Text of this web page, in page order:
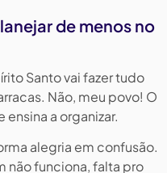
de menos no
Santo vai fazer tudo
Não, meu povo! O
a organizar.
alegria em confusão.
não funciona, falta pro